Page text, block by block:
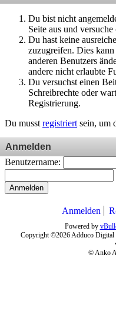
Du bist nicht
Seite aus und versuche
Du hast keine
zuzugreifen. Dies
anderen Benutzers
andere nicht erlaubte
Du versuchst einen
Schreibrechte oder
Registrierung.
Du musst registriert sein, um
Anmelden
Benutzername:
Anmelden
Anmelden
Powered by
Copyright ©2026 Adduco Digital
© Anko